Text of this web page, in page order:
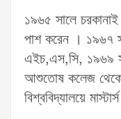
১৯৬৫ সালে চরকানাই
পাশ করেন । ১৯৬৭
এইচ,এস,সি, ১৯৬৯
আশুতোষ কলেজ থেকে
বিশ্ববিদ্যালয়ে